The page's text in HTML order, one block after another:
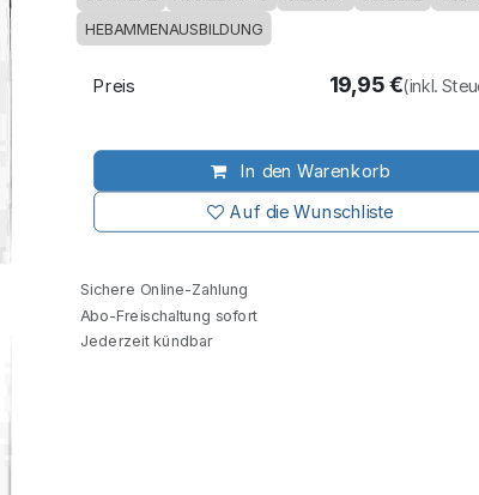
HEBAMMENAUSBILDUNG
In den Warenkorb
Auf die Wunschliste
Preis 19,95€(inkl.
Sichere Online-Zahlung
Abo-Freischaltung sofort
Jederzeit kündbar